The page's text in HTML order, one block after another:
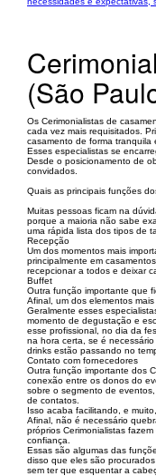
(São
Os Cerimonialistas de
cada vez mais requisitados.
casamento de forma tranquila
Esses especialistas se
Desde o posicionamento de
convidados.
Quais as principais funções
Muitas pessoas ficam na
porque a maioria não sabe
uma rápida lista dos tipos de
Recepção
Um dos momentos mais
principalmente em
recepcionar a todos e deixar
Buffet
Outra função importante que
Afinal, um dos elementos
Geralmente esses
momento de degustação e
esse profissional, no dia da
na hora certa, se é
drinks estão passando no
Contato com fornecedores
Outra função importante dos
conexão entre os donos do
sobre o segmento de
de contatos.
Isso acaba facilitando, e
Afinal, não é necessário
próprios Cerimonialistas
confiança.
Essas são algumas das
disso que eles são
sem ter que esquentar a